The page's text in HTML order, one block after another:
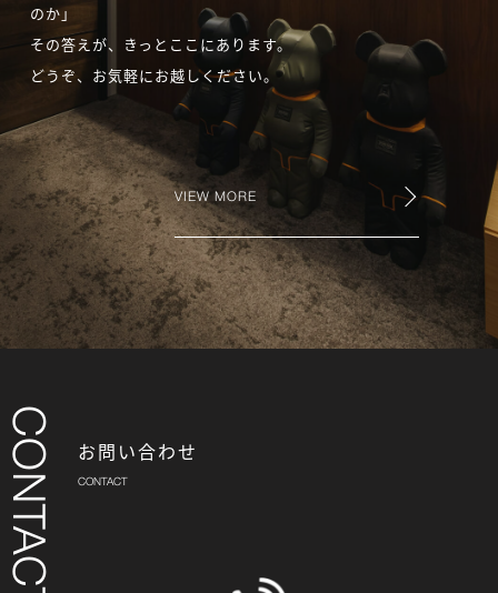
のか」
その答えが、きっとここにあります。
どうぞ、お気軽にお越しください。
VIEW MORE
お問い合わせ